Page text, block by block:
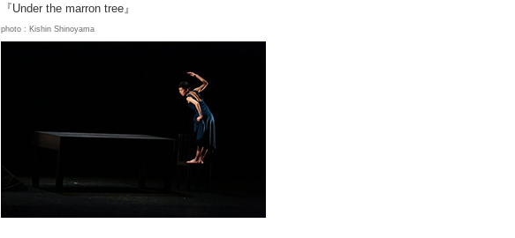
『Under the marron tree』
photo : Kishin Shinoyama